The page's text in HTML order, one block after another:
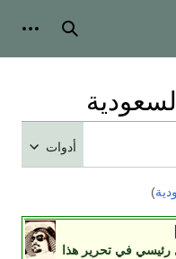
بحث
أدوات
)
في تحرير هذا